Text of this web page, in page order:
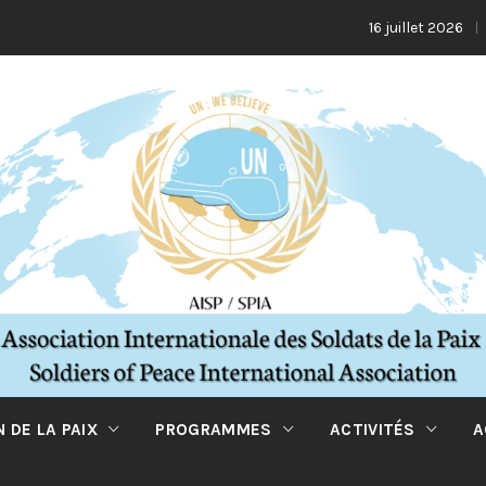
16 juillet 2026 La
DE LA PAIX PROGRAMMES ACTIVITÉS